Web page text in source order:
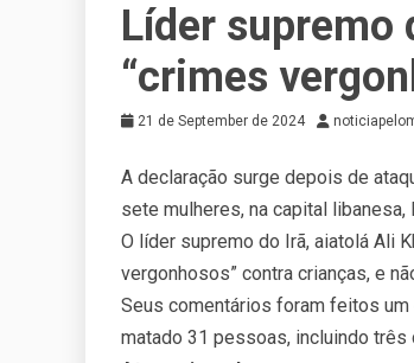
Líder supremo
“crimes
21 de September de 2024
A declaração surge depois de
sete mulheres, na capital libanesa,
O líder supremo do Irã, aiatolá Ali
vergonhosos” contra crianças, e
Seus comentários foram feitos
matado 31 pessoas, incluindo